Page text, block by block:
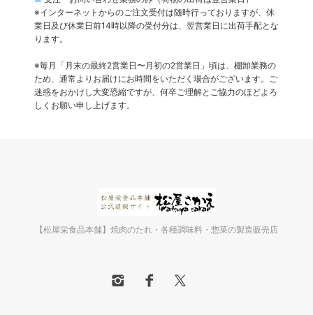
※インターネットからのご注文受付は随時行っておりますが、休
業日及び休業日前14時以降の受付分は、翌営業日に出荷手配とな
ります。
※毎月「月末の最終2営業日〜月初の2営業日」頃は、棚卸業務の
ため、通常よりお届けにお時間をいただく場合がございます。ご
迷惑をおかけし大変恐縮ですが、何卒ご理解とご協力のほどよろ
しくお願い申し上げます。
【松屋栄食品本舗】焼肉のたれ・各種調味料・惣菜の製造販売店